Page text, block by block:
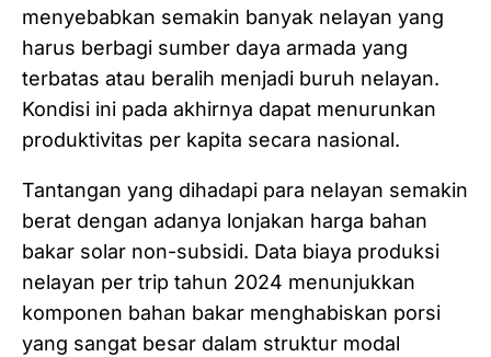
menyebabkan semakin banyak nelayan yang
harus berbagi sumber daya armada yang
terbatas atau beralih menjadi buruh nelayan.
Kondisi ini pada akhirnya dapat menurunkan
produktivitas per kapita secara nasional.
​Tantangan yang dihadapi para nelayan semakin
berat dengan adanya lonjakan harga bahan
bakar solar non-subsidi. Data biaya produksi
nelayan per trip tahun 2024 menunjukkan
komponen bahan bakar menghabiskan porsi
yang sangat besar dalam struktur modal